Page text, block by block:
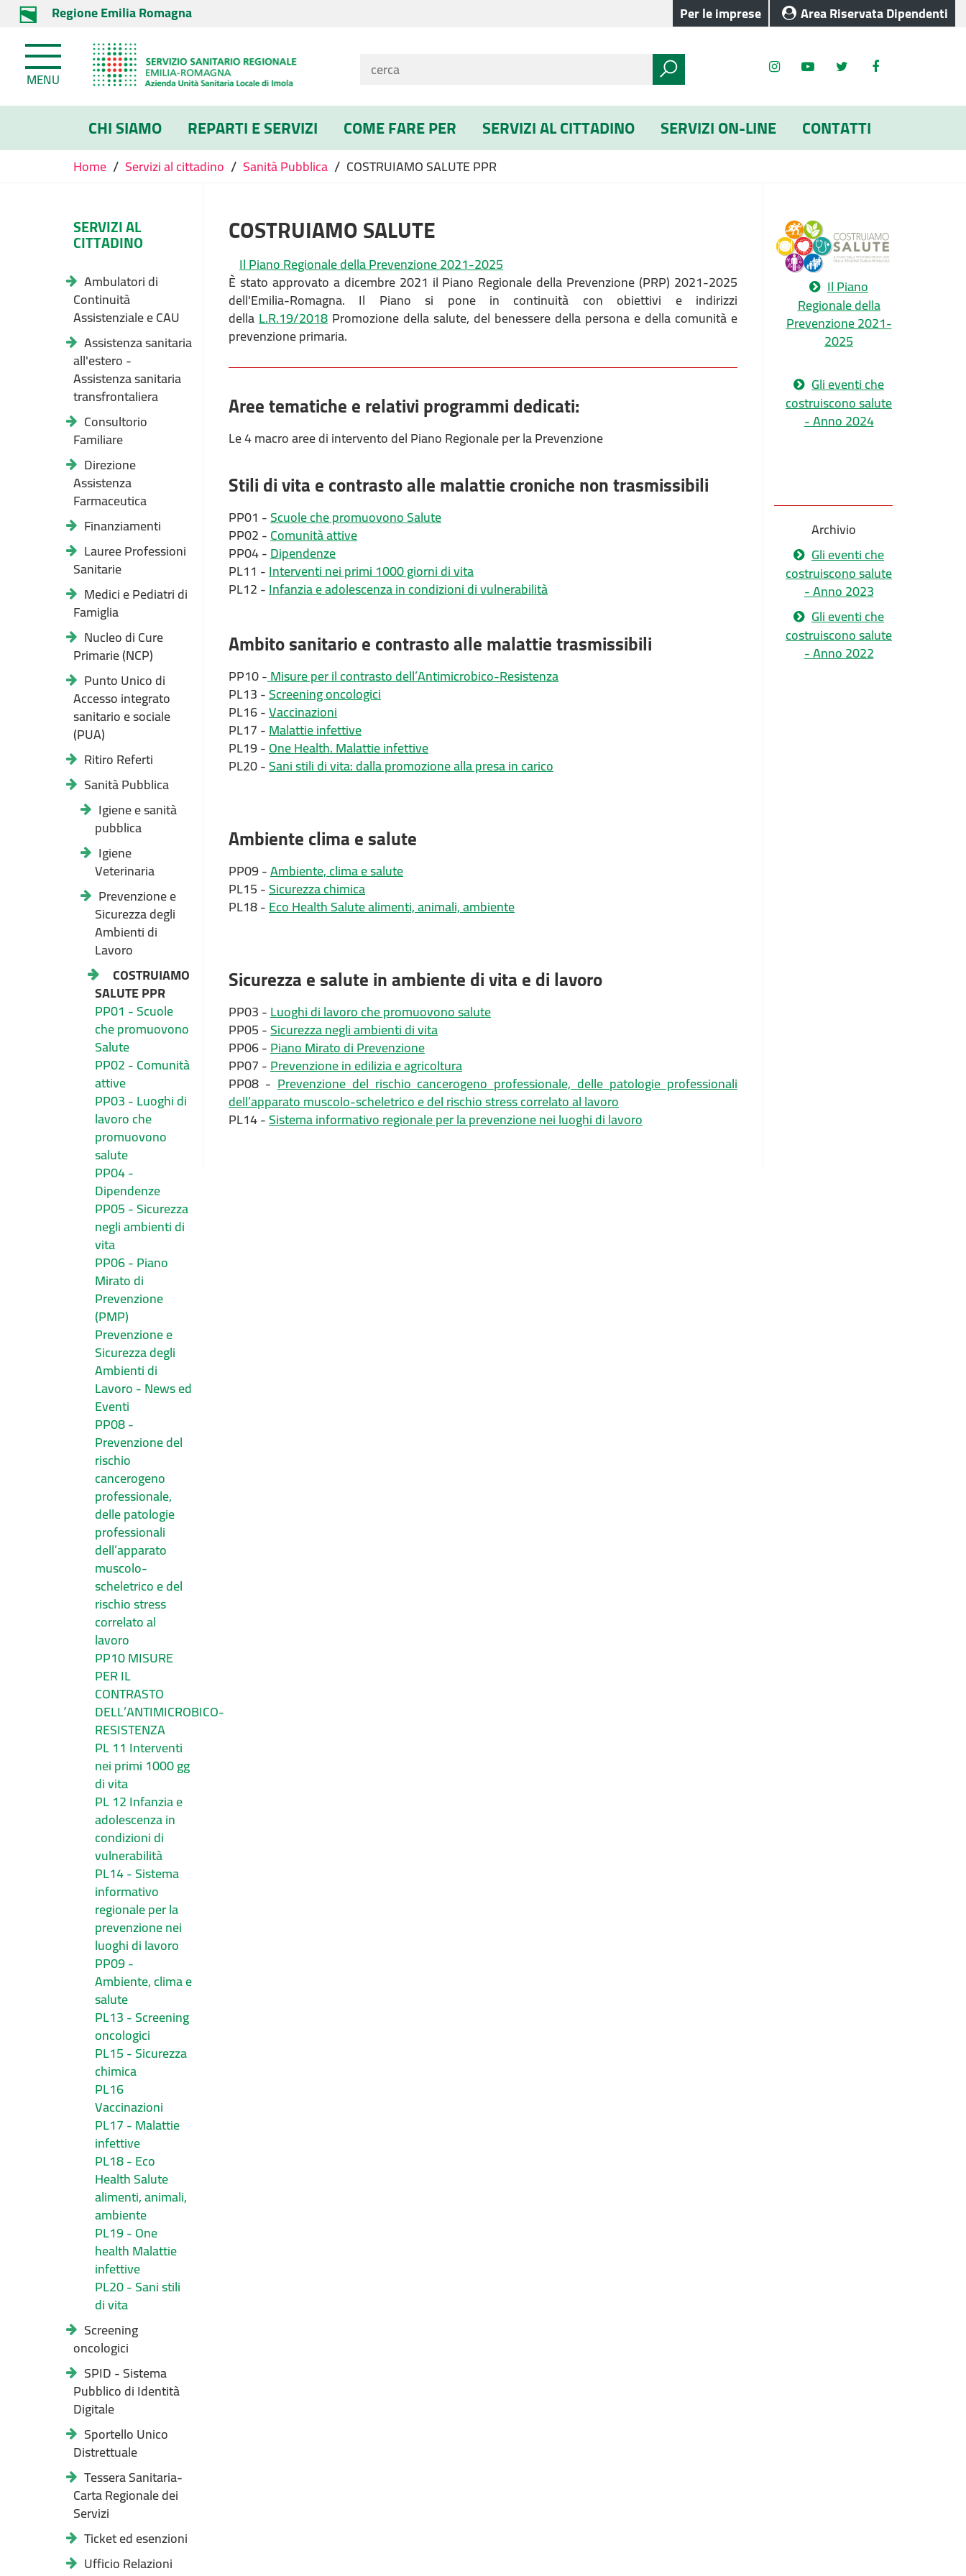
Regione Emilia Romagna Per le imprese Area Riservata Dipendenti
MENU
CHI SIAMO REPARTI E SERVIZI COME FARE PER SERVIZI AL CITTADINO SERVIZI ON-LINE CONTATTI
Home / Servizi al cittadino / Sanità Pubblica / COSTRUIAMO SALUTE PPR
SERVIZI AL
CITTADINO
Ambulatori di
Continuità
Assistenziale e CAU
Assistenza sanitaria
all'estero -
Assistenza sanitaria
transfrontaliera
Consultorio
Familiare
Direzione
Assistenza
Farmaceutica
Finanziamenti
Lauree Professioni
Sanitarie
Medici e Pediatri di
Famiglia
Nucleo di Cure
Primarie (NCP)
Punto Unico di
Accesso integrato
sanitario e sociale
(PUA)
Ritiro Referti
Sanità Pubblica
Igiene e sanità
pubblica
Igiene
Veterinaria
Prevenzione e
Sicurezza degli
Ambienti di
Lavoro
COSTRUIAMO
SALUTE PPR
PP01 - Scuole
che promuovono
Salute
PP02 - Comunità
attive
PP03 - Luoghi di
lavoro che
promuovono
salute
PP04 -
Dipendenze
PP05 - Sicurezza
negli ambienti di
vita
PP06 - Piano
Mirato di
Prevenzione
(PMP)
Prevenzione e
Sicurezza degli
Ambienti di
Lavoro - News ed
Eventi
PP08 -
Prevenzione del
rischio
cancerogeno
professionale,
delle patologie
professionali
dell’apparato
muscolo-
scheletrico e del
rischio stress
correlato al
lavoro
PP10 MISURE
PER IL
CONTRASTO
DELL’ANTIMICROBICO-
RESISTENZA
PL 11 Interventi
nei primi 1000 gg
di vita
PL 12 Infanzia e
adolescenza in
condizioni di
vulnerabilità
PL14 - Sistema
informativo
regionale per la
prevenzione nei
luoghi di lavoro
PP09 -
Ambiente, clima e
salute
PL13 - Screening
oncologici
PL15 - Sicurezza
chimica
PL16
Vaccinazioni
PL17 - Malattie
infettive
PL18 - Eco
Health Salute
alimenti, animali,
ambiente
PL19 - One
health Malattie
infettive
PL20 - Sani stili
di vita
Screening
oncologici
SPID - Sistema
Pubblico di Identità
Digitale
Sportello Unico
Distrettuale
Tessera Sanitaria-
Carta Regionale dei
Servizi
Ticket ed esenzioni
Ufficio Relazioni
COSTRUIAMO SALUTE
Il Piano Regionale della Prevenzione 2021-2025
È stato approvato a dicembre 2021 il Piano Regionale della Prevenzione (PRP) 2021-2025
dell'Emilia-Romagna. Il Piano si pone in continuità con obiettivi e indirizzi
dellaL.R.19/2018 Promozione della salute, del benessere della persona e della comunità e
prevenzione primaria.
Aree tematiche e relativi programmi dedicati:
Le 4 macro aree di intervento del Piano Regionale per la Prevenzione
Stili di vita e contrasto alle malattie croniche non trasmissibili
PP01 -Scuole che promuovono Salute
PP02 -Comunità attive
PP04 -Dipendenze
PL11 -Interventi nei primi 1000 giorni di vita
PL12 -Infanzia e adolescenza in condizioni di vulnerabilità
Ambito sanitario e contrasto alle malattie trasmissibili
PP10 -Misure per il contrasto dell’Antimicrobico-Resistenza
PL13 -Screening oncologici
PL16 -Vaccinazioni
PL17 -Malattie infettive
PL19 -One Health. Malattie infettive
PL20 -Sani stili di vita: dalla promozione alla presa in carico
Ambiente clima e salute
PP09 -Ambiente, clima e salute
PL15 -Sicurezza chimica
PL18 -Eco Health Salute alimenti, animali, ambiente
Sicurezza e salute in ambiente di vita e di lavoro
PP03 -Luoghi di lavoro che promuovono salute
PP05 -Sicurezza negli ambienti di vita
PP06 -Piano Mirato di Prevenzione
PP07 -Prevenzione in edilizia e agricoltura
PP08 -Prevenzione del rischio cancerogeno professionale, delle patologie professionali
dell’apparato muscolo-scheletrico e del rischio stress correlato al lavoro
PL14 -Sistema informativo regionale per la prevenzione nei luoghi di lavoro
Il Piano
Regionale della
Prevenzione 2021-
2025
Gli eventi che
costruiscono salute
- Anno 2024
Archivio
Gli eventi che
costruiscono salute
- Anno 2023
Gli eventi che
costruiscono salute
- Anno 2022